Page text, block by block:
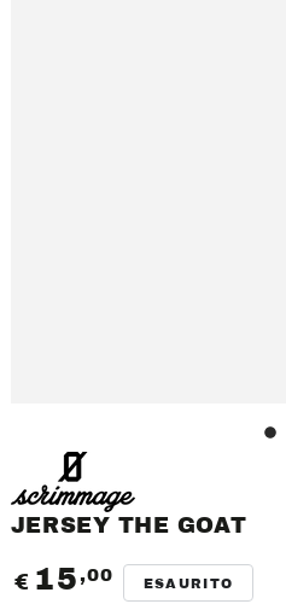
1
JERSEY THE GOAT
Prezzo
€ 15 ,00 ESAURITO